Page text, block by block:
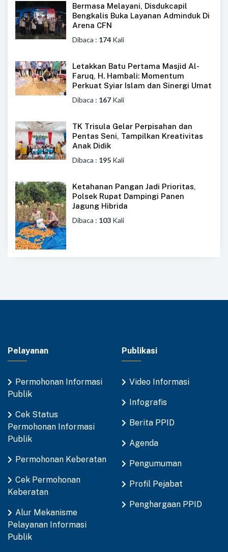
Bermasa Melayani, Disdukcapil
Bengkalis Buka Layanan Adminduk Di
Arena CFN
Dibaca : 174 Kali
Letakkan Batu Pertama Masjid Al-
Faruq, H. Hambali: Momentum
Perkuat Syiar Islam dan Sinergi Umat
Dibaca : 167 Kali
TK Trisula Gelar Perpisahan dan
Pentas Seni, Tampilkan Kreativitas
Anak Didik
Dibaca : 195 Kali
Ketahanan Pangan Jadi Prioritas,
Polsek Rupat Dampingi Panen
Jagung Hibrida
Dibaca : 103 Kali
Pelayanan
Permohonan Informasi
Publik
Cek Status
Permohonan Informasi
Publik
Permohonan Keberatan
Cek Permohonan
Keberatan
Alur Mekanisme
Pelayanan Informasi
Publik
Publikasi
Video Informasi
Infografis
Berita PPID
Agenda
Pengumuman
Profil Pejabat
Penghargaan PPID